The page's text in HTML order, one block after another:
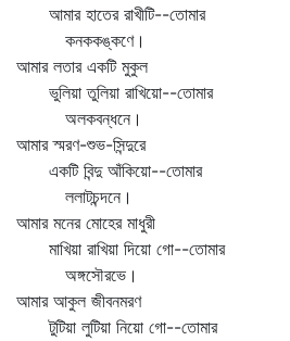
আমার হাতের রাখীটি--তোমার
কনককঙ্কণে।
আমার লতার একটি মুকুল
ভুলিয়া তুলিয়া রাখিয়ো--তোমার
অলকবন্ধনে।
আমার স্মরণ-শুভ-সিন্দুরে
একটি বিন্দু আঁকিয়ো--তোমার
ললাটচন্দনে।
আমার মনের মোহের মাধুরী
মাখিয়া রাখিয়া দিয়ো গো--তোমার
অঙ্গসৌরভে।
আমার আকুল জীবনমরণ
টুটিয়া লুটিয়া নিয়ো গো--তোমার